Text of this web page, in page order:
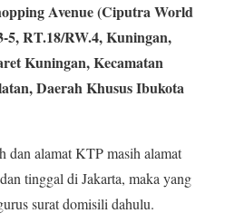
Avenue (Ciputra World
5, RT.18/RW.4, Kuningan,
Kuningan, Kecamatan
Daerah Khusus Ibukota
dan alamat KTP masih alamat
tinggal di Jakarta, maka yang
surat domisili dahulu.